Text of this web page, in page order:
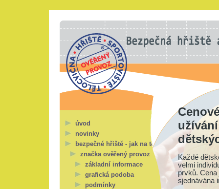
Každé
velmi
prvků. Cena
sjednávána
úvod
novinky
bezpečné hřiště - jak na to?
značka ověřený provoz
základní informace
grafická podoba
podmínky